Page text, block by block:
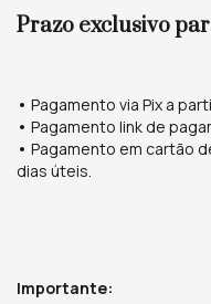
Prazo exclusivo
• Pagamento via Pix a
• Pagamento link de
• Pagamento em cartão
dias úteis.
Importante: